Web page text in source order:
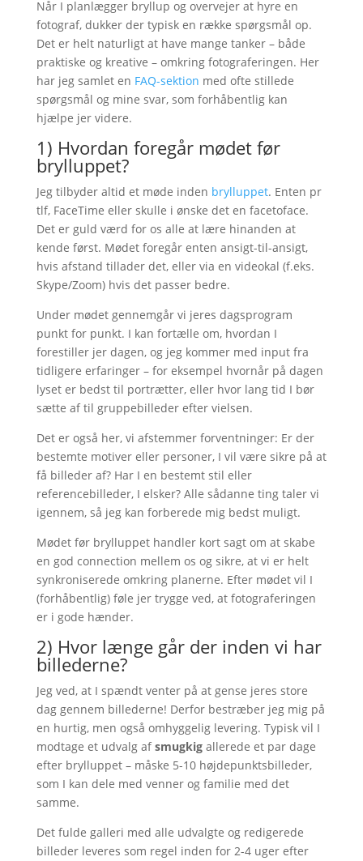
Når I planlægger bryllup og overvejer at hyre en
fotograf, dukker der typisk en række spørgsmål op.
Det er helt naturligt at have mange tanker – både
praktiske og kreative – omkring fotograferingen. Her
har jeg samlet en FAQ-sektion med ofte stillede
spørgsmål og mine svar, som forhåbentlig kan
hjælpe jer videre.
1) Hvordan foregår mødet før
brylluppet?
Jeg tilbyder altid et møde inden brylluppet. Enten pr
tlf, FaceTime eller skulle i ønske det en facetoface.
Det er guld værd for os alle at lære hinanden at
kende først. Mødet foregår enten ansigt-til-ansigt,
hvis afstand tillader det, eller via en videokal (f.eks.
Skype/Zoom) hvis det passer bedre.
Under mødet gennemgår vi jeres dagsprogram
punkt for punkt. I kan fortælle om, hvordan I
forestiller jer dagen, og jeg kommer med input fra
tidligere erfaringer – for eksempel hvornår på dagen
lyset er bedst til portrætter, eller hvor lang tid I bør
sætte af til gruppebilleder efter vielsen.
Det er også her, vi afstemmer forventninger: Er der
bestemte motiver eller personer, I vil være sikre på at
få billeder af? Har I en bestemt stil eller
referencebilleder, I elsker? Alle sådanne ting taler vi
igennem, så jeg kan forberede mig bedst muligt.
Mødet før brylluppet handler kort sagt om at skabe
en god connection mellem os og sikre, at vi er helt
synkroniserede omkring planerne. Efter mødet vil I
(forhåbentlig) føle jer trygge ved, at fotograferingen
er i gode hænder.
2) Hvor længe går der inden vi har
billederne?
Jeg ved, at I spændt venter på at gense jeres store
dag gennem billederne! Derfor bestræber jeg mig på
en hurtig, men også omhyggelig levering. Typisk vil I
modtage et udvalg afsmugkigallerede et par dage
efter brylluppet – måske 5-10 højdepunktsbilleder,
som I kan dele med venner og familie med det
samme.
Det fulde galleri med alle udvalgte og redigerede
billeder leveres som regel inden for 2-4 uger efter